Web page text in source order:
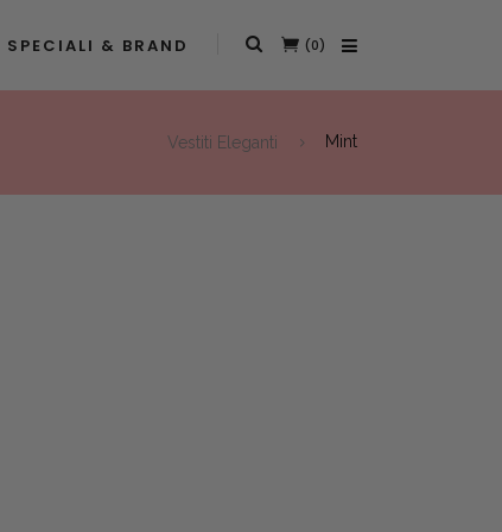
& BRAND (0)
Vestiti Eleganti Mint